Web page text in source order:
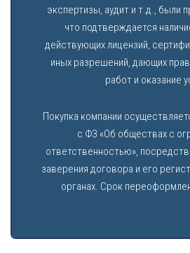
экспертизы, аудит и т.д., были
что подтверждается
действующих лицензий,
иных разрешений, дающих
работ и оказание
Покупка компании
с ФЗ «Об обществах с
ответственностью»,
заверения договора и его
органах. Срок